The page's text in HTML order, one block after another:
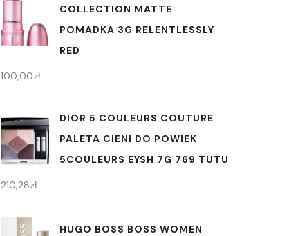
COLLECTION MATTE
POMADKA 3G RELENTLESSLY
RED
100,00zł
DIOR 5 COULEURS COUTURE
PALETA CIENI DO POWIEK
5COULEURS EYSH 7G 769 TUTU
210,28zł
HUGO BOSS BOSS WOMEN